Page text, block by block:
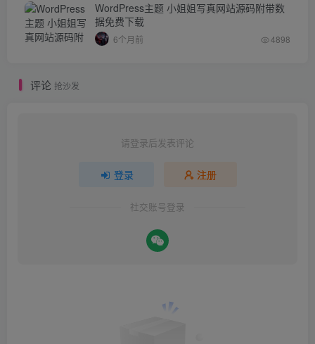
WordPress主题 小姐姐写真网站源码附带数
据免费下载
6个月前 4898
评论 抢沙发
请登录后发表评论
登录 注册
社交账号登录